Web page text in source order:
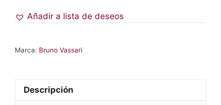
Añadir a lista de deseos
Marca: Bruno Vassari
Descripción